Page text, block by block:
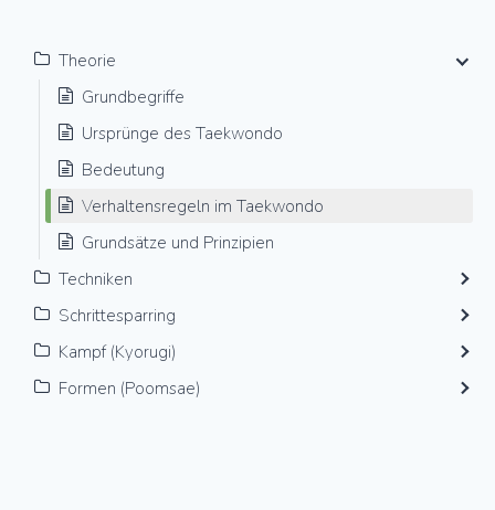
Theorie
Grundbegriffe
Ursprünge des Taekwondo
Bedeutung
Verhaltensregeln im Taekwondo
Grundsätze und Prinzipien
Techniken
Schrittesparring
Kampf (Kyorugi)
Formen (Poomsae)